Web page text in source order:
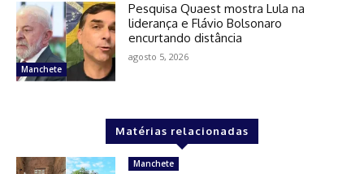
Manchete
Pesquisa Quaest mostra Lula na
liderança e Flávio Bolsonaro
encurtando distância
agosto 5, 2026
Matérias relacionadas
Manchete